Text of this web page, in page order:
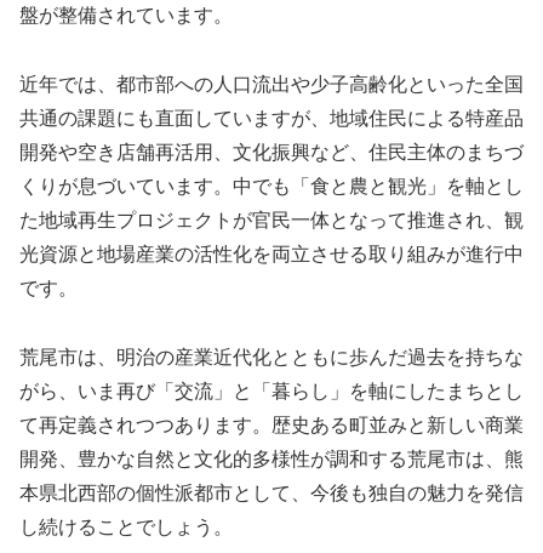
盤が整備されています。
近年では、都市部への人口流出や少子高齢化といった全国
共通の課題にも直面していますが、地域住民による特産品
開発や空き店舗再活用、文化振興など、住民主体のまちづ
くりが息づいています。中でも「食と農と観光」を軸とし
た地域再生プロジェクトが官民一体となって推進され、観
光資源と地場産業の活性化を両立させる取り組みが進行中
です。
荒尾市は、明治の産業近代化とともに歩んだ過去を持ちな
がら、いま再び「交流」と「暮らし」を軸にしたまちとし
て再定義されつつあります。歴史ある町並みと新しい商業
開発、豊かな自然と文化的多様性が調和する荒尾市は、熊
本県北西部の個性派都市として、今後も独自の魅力を発信
し続けることでしょう。